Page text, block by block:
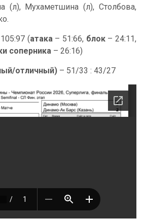
(л), Мухаметшина (л), Столбова,
(атака– 51:66, блок– 24:11,
соперника – 26:16)
отличный) – 51/33 : 43/27